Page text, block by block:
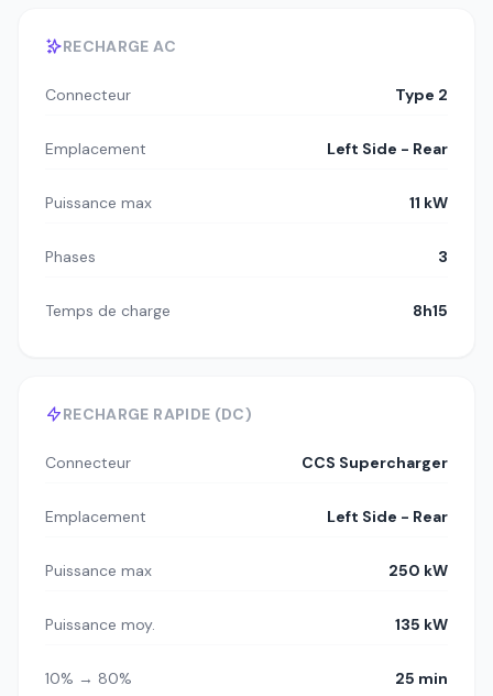
RECHARGE AC
Connecteur Type 2
Emplacement Left Side - Rear
Puissance max 11 kW
Phases 3
Temps de charge 8h15
RECHARGE RAPIDE (DC)
Connecteur CCS Supercharger
Emplacement Left Side - Rear
Puissance max 250 kW
Puissance moy. 135 kW
10% → 80% 25 min